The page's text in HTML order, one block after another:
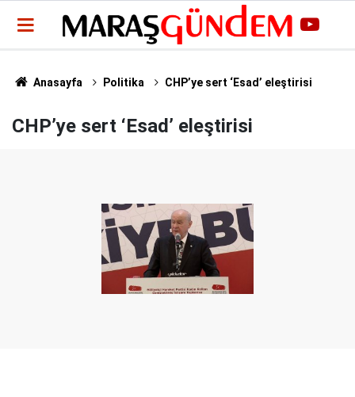
Anasayfa Politika CHP’ye sert ‘Esad’ eleştirisi
CHP’ye sert ‘Esad’ eleştirisi